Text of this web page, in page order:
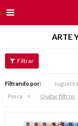

ARTE
Filtrando por:
Posca
Quitar filtros